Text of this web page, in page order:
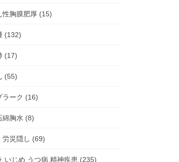
性胸膜肥厚 (15)
(132)
(17)
(55)
ラーク (16)
綿胸水 (8)
労災隠し (69)
いじめ うつ病 精神疾患 (235)